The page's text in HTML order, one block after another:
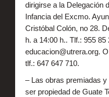
dirigirse a la Delegación
Infancia del Excmo.
Cristóbal Colón, no 28.
h. a 14:00 h.. Tlf.: 955 85
educacion@utrera.org.
tlf.: 647 647 710.
– Las obras premiadas
ser propiedad de Guate